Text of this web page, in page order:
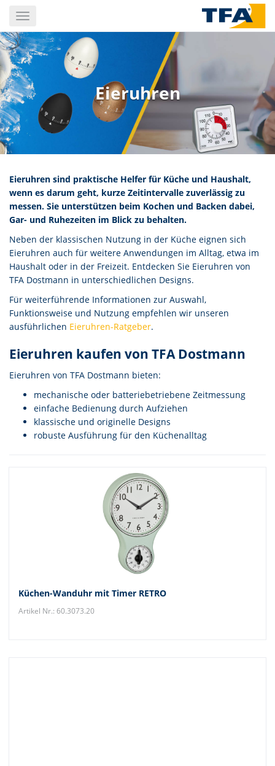
main
content
Toggle
navigation
Eieruhren
Eieruhren sind praktische Helfer für Küche und Haushalt,
wenn es darum geht, kurze Zeitintervalle zuverlässig zu
messen. Sie unterstützen beim Kochen und Backen dabei,
Gar- und Ruhezeiten im Blick zu behalten.
Neben der klassischen Nutzung in der Küche eignen sich
Eieruhren auch für weitere Anwendungen im Alltag, etwa im
Haushalt oder in der Freizeit. Entdecken Sie Eieruhren von
TFA Dostmann in unterschiedlichen Designs.
Für weiterführende Informationen zur Auswahl,
Funktionsweise und Nutzung empfehlen wir unseren
ausführlichen Eieruhren-Ratgeber.
Eieruhren kaufen von TFA Dostmann
Eieruhren von TFA Dostmann bieten:
mechanische oder batteriebetriebene Zeitmessung
einfache Bedienung durch Aufziehen
klassische und originelle Designs
robuste Ausführung für den Küchenalltag
Küchen-Wanduhr mit Timer RETRO
Artikel Nr.: 60.3073.20